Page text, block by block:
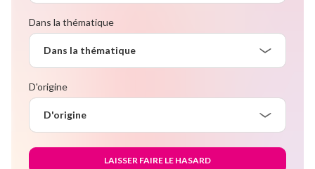
Dans la thématique
Dans la thématique
D'origine
D'origine